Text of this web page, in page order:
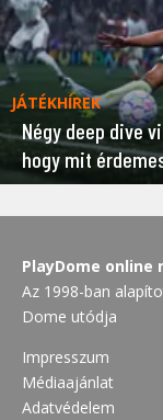
JÁTÉKHÍREK
Négy deep dive
hogy mit
PlayDome online
Az 1998-ban
Dome utódja
Impresszum
Médiaajánlat
Adatvédelem